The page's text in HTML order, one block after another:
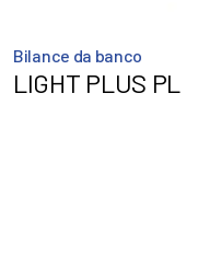
Bilance da banco
LIGHT PLUS PL